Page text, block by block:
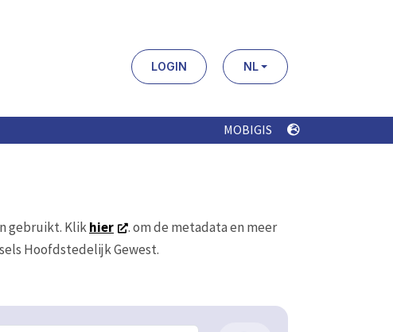
LOGIN NL
MOBIGIS
gebruikt. Klikhier
. om de metadata en meer
Hoofdstedelijk Gewest.